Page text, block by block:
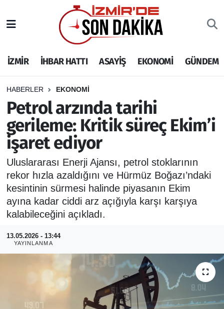
İZMİR İHBAR HATTI ASAYİŞ EKONOMİ GÜNDEM
HABERLER EKONOMİ
Petrol arzında tarihi
gerileme: Kritik süreç Ekim’i
işaret ediyor
Uluslararası Enerji Ajansı, petrol stoklarının
rekor hızla azaldığını ve Hürmüz Boğazı’ndaki
kesintinin sürmesi halinde piyasanın Ekim
ayına kadar ciddi arz açığıyla karşı karşıya
kalabileceğini açıkladı.
13.05.2026 - 13:44
YAYINLANMA
İHBAR HATTI
DEPREM
GENEL
EKONOMİ
SİYASET
SPOR
ASAYİŞ
RESMİ REKLAM
İzmir Nöbetçi Eczaneler
İzmir Hava Durumu
İzmir Namaz Vakitleri
İzmir Trafik Yoğunluk Haritası
Puan Durumu ve Fikstür
Tüm Manşetler
Son Dakika Haberleri
Haber Arşivi